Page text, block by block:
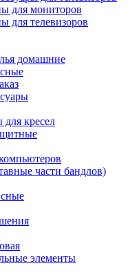
для мониторов
для телевизоров
домашние
для кресел
части бандлов)
элементы